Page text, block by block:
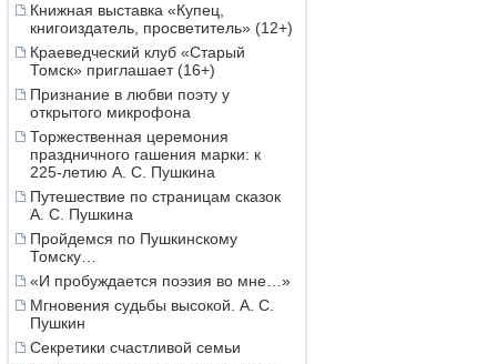
Книжная выставка «Купец,
книгоиздатель, просветитель» (12+)
Краеведческий клуб «Старый
Томск» приглашает (16+)
Признание в любви поэту у
открытого микрофона
Торжественная церемония
праздничного гашения марки: к
225-летию А. С. Пушкина
Путешествие по страницам сказок
А. С. Пушкина
Пройдемся по Пушкинскому
Томску…
«И пробуждается поэзия во мне…»
Мгновения судьбы высокой. А. С.
Пушкин
Секретики счастливой семьи